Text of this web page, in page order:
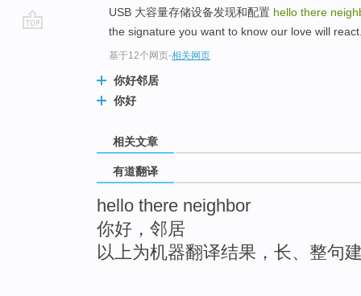
USB 大容量存储设备发现和配置 hello there
the signature you want to know our love will
基于12个网页-相关网页
你好邻居
你好
相关文章
有道翻译
hello there neighbor
你好，邻居
以上为机器翻译结果，长、整句